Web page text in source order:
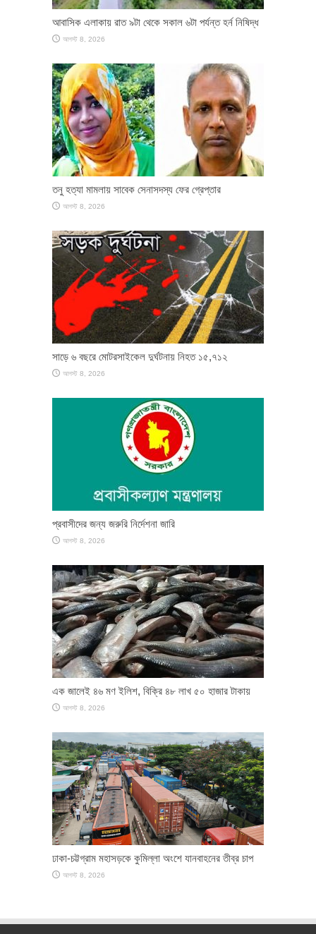
আবাসিক এলাকায় রাত ৯টা থেকে সকাল ৬টা পর্যন্ত হর্ন নিষিদ্ধ
আগস্ট 8, 2026
তনু হত্যা মামলায় সাবেক সেনাসদস্য ফের গ্রেপ্তার
আগস্ট 8, 2026
সাড়ে ৬ বছরে মোটরসাইকেল দুর্ঘটনায় নিহত ১৫,৭১২
আগস্ট 8, 2026
প্রবাসীদের জন্য জরুরি নির্দেশনা জারি
আগস্ট 8, 2026
এক জালেই ৪৬ মণ ইলিশ, বিক্রি ৪৮ লাখ ৫০ হাজার টাকায়
আগস্ট 8, 2026
ঢাকা-চট্টগ্রাম মহাসড়কে কুমিল্লা অংশে যানবাহনের তীব্র চাপ
আগস্ট 8, 2026